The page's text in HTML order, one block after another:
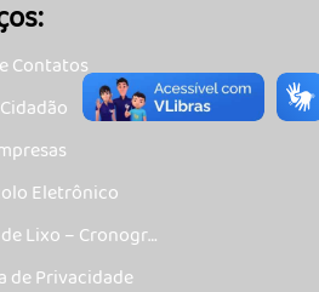
Contatos
Eletrônico
Lixo – Cronogra
de Privacidade